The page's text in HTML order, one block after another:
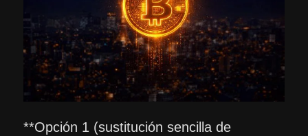
**Opción 1 (sustitución sencilla de